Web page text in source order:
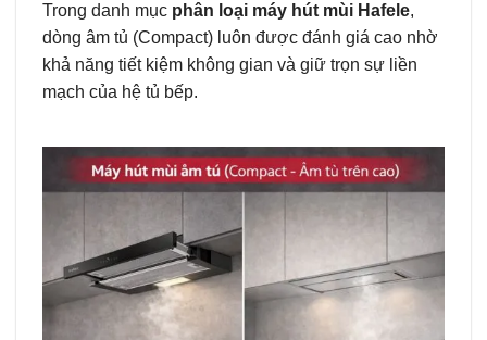
Trong danh mục phân loại máy hút mùi Hafele,
dòng âm tủ (Compact) luôn được đánh giá cao nhờ
khả năng tiết kiệm không gian và giữ trọn sự liền
mạch của hệ tủ bếp.